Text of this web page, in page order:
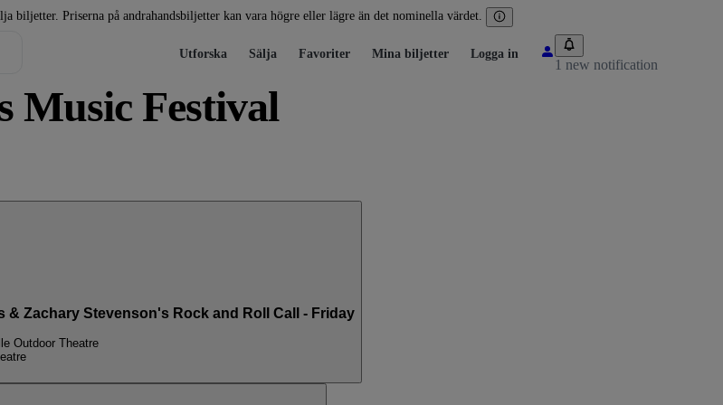
biljetter. Priserna på andrahandsbiljetter kan vara högre eller lägre än det nominella värdet.
Utforska Sälja Favoriter Mina biljetter Logga in
1 new notification
Music Festival
Zachary Stevenson's Rock and Roll Call - Friday
Outdoor Theatre